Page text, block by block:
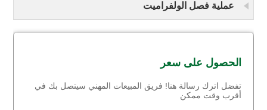
عملية فصل الولفراميت
الحصول على سعر
تفضل اترك رسالة هنا! فريق المبيعات المهني سيتصل بك في
أقرب وقت ممكن